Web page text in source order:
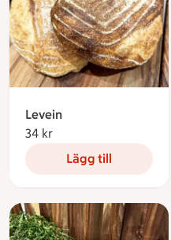
Levein
34 kr
Lägg till